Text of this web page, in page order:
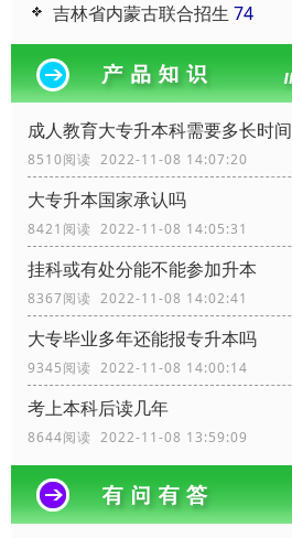
吉林省内蒙古联合招生 74
成人教育大专升本科需要多长时间
8510阅读 2022-11-08 14:07:20
大专升本国家承认吗
8421阅读 2022-11-08 14:05:31
挂科或有处分能不能参加升本
8367阅读 2022-11-08 14:02:41
大专毕业多年还能报专升本吗
9345阅读 2022-11-08 14:00:14
考上本科后读几年
8644阅读 2022-11-08 13:59:09